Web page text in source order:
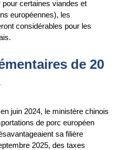
certaines viandes et
européennes), les
considérables pour les
de 20
juin 2024, le ministère chinois
de porc européen
sa filière
2025, des taxes